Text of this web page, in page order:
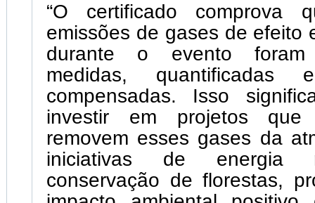
“O certificado comprova
emissões de gases de efeito
durante o evento foram
medidas,
compensadas. Isso
investir em projetos que
removem esses gases da
iniciativas de energia
conservação de florestas,